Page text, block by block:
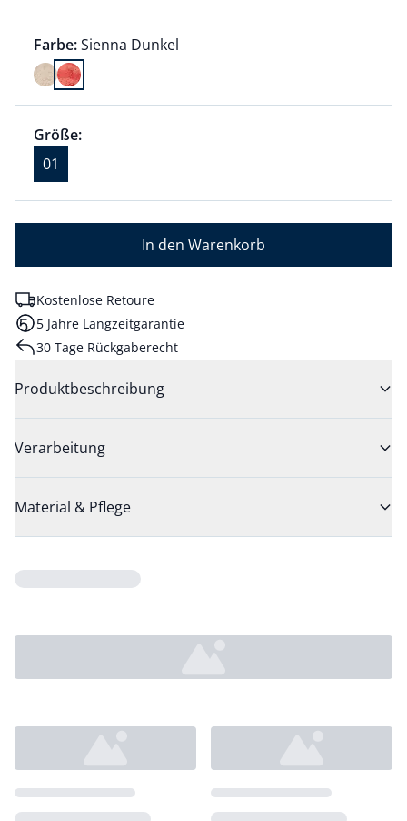
Farbauswahl:
Farbe:aktuell ausgewählt:
Sienna Dunkel
Farbe Sienna Dunkel ausgewählt
Größenauswahl:
Größe:
Größe 01 ausgewählt
01
In den Warenkorb
Kostenlose Retoure
5 Jahre Langzeitgarantie
30 Tage Rückgaberecht
Produktbeschreibung
Verarbeitung
Material & Pflege